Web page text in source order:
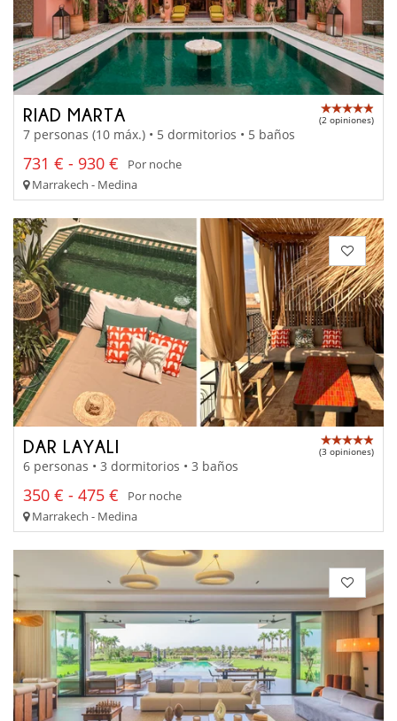
RIAD MARTA (2 opiniones)
7 personas (10 máx.) • 5 dormitorios • 5 baños
731 € - 930 €
Por noche
Marrakech - Medina
DAR LAYALI (3 opiniones)
6 personas • 3 dormitorios • 3 baños
350 € - 475 €
Por noche
Marrakech - Medina